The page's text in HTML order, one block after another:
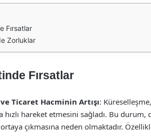
Fırsatlar
Zorluklar
Fırsatlar
Ticaret Hacminin Artışı:
hızlı hareket etmesini sağladı. Bu
çıkmasına neden olmaktadır.